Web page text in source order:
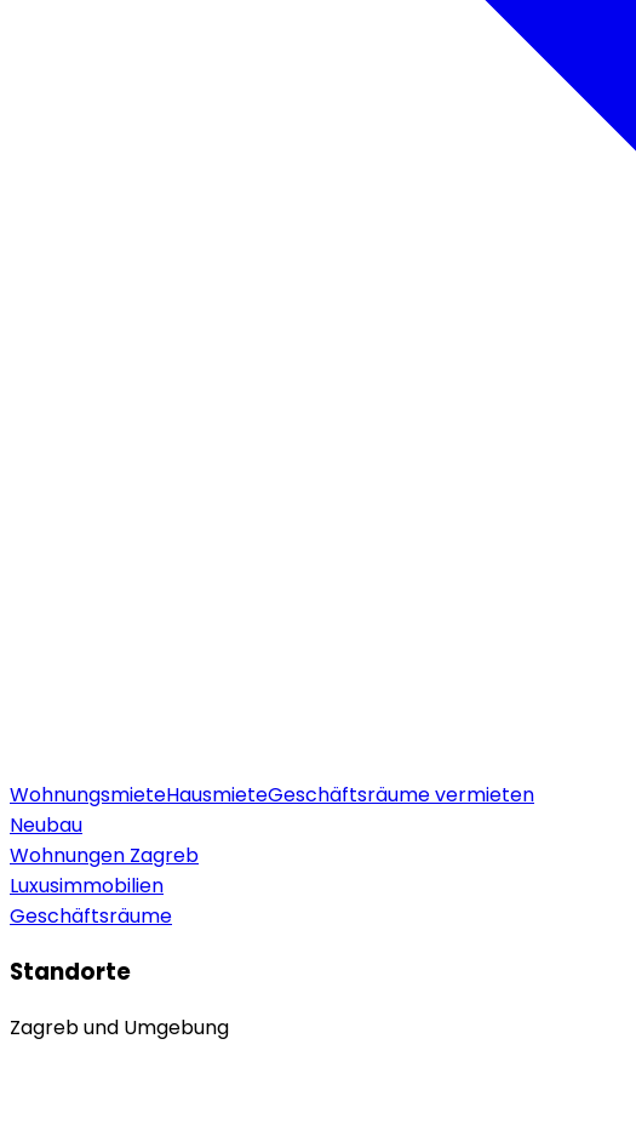
WohnungsmieteHausmieteGeschäftsräume vermieten
Neubau
Wohnungen Zagreb
Luxusimmobilien
Geschäftsräume
Standorte
Zagreb und Umgebung